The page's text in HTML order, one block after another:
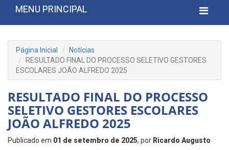
MENU PRINCIPAL
Página Inicial
Notícias
RESULTADO FINAL DO PROCESSO SELETIVO GESTORES
ESCOLARES JOÃO ALFREDO 2025
RESULTADO FINAL DO PROCESSO
SELETIVO GESTORES ESCOLARES
JOÃO ALFREDO 2025
Publicado em 01 de setembro de 2025, por Ricardo Augusto